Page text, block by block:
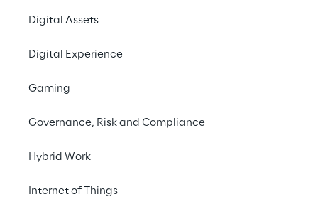
Digital Assets
Digital Experience
Gaming
Governance, Risk and Compliance
Hybrid Work
Internet of Things